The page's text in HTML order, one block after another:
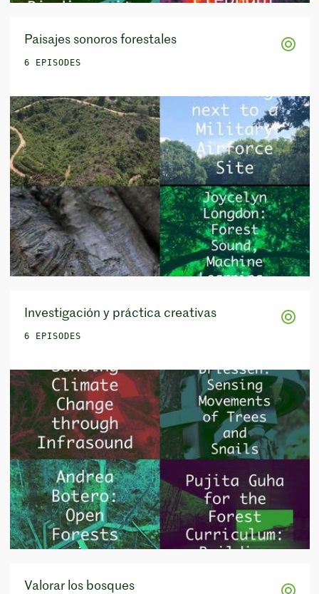
Paisajes sonoros forestales
6 EPISODES
Investigación y práctica creativas
6 EPISODES
Valorar los bosques